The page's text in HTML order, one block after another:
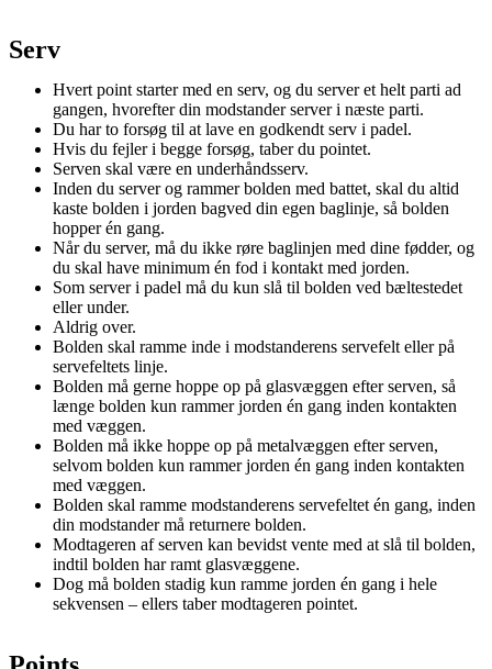
Serv
Hvert point starter med en serv, og du server et helt parti ad
gangen, hvorefter din modstander server i næste parti.
Du har to forsøg til at lave en godkendt serv i padel.
Hvis du fejler i begge forsøg, taber du pointet.
Serven skal være en underhåndsserv.
Inden du server og rammer bolden med battet, skal du altid
kaste bolden i jorden bagved din egen baglinje, så bolden
hopper én gang.
Når du server, må du ikke røre baglinjen med dine fødder, og
du skal have minimum én fod i kontakt med jorden.
Som server i padel må du kun slå til bolden ved bæltestedet
eller under.
Aldrig over.
Bolden skal ramme inde i modstanderens servefelt eller på
servefeltets linje.
Bolden må gerne hoppe op på glasvæggen efter serven, så
længe bolden kun rammer jorden én gang inden kontakten
med væggen.
Bolden må ikke hoppe op på metalvæggen efter serven,
selvom bolden kun rammer jorden én gang inden kontakten
med væggen.
Bolden skal ramme modstanderens servefeltet én gang, inden
din modstander må returnere bolden.
Modtageren af serven kan bevidst vente med at slå til bolden,
indtil bolden har ramt glasvæggene.
Dog må bolden stadig kun ramme jorden én gang i hele
sekvensen – ellers taber modtageren pointet.